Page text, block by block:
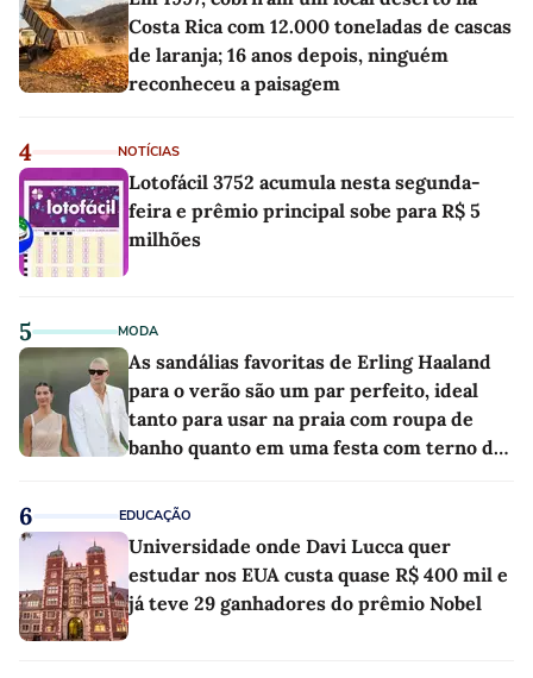
Costa Rica com 12.000 toneladas de cascas
de laranja; 16 anos depois, ninguém
reconheceu a paisagem
4 NOTÍCIAS
Lotofácil 3752 acumula nesta segunda-
feira e prêmio principal sobe para R$ 5
milhões
5 MODA
As sandálias favoritas de Erling Haaland
para o verão são um par perfeito, ideal
tanto para usar na praia com roupa de
banho quanto em uma festa com terno de
6 EDUCAÇÃO
Universidade onde Davi Lucca quer
estudar nos EUA custa quase R$ 400 mil e
já teve 29 ganhadores do prêmio Nobel